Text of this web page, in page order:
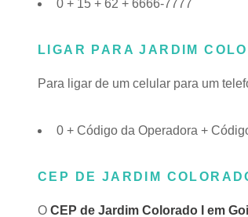
0 + 15 + 62 + 6666-7777
LIGAR PARA JARDIM
Para ligar de um celular para um
0 + Código da Operadora +
CEP DE JARDIM
O CEP de Jardim Colorado I em